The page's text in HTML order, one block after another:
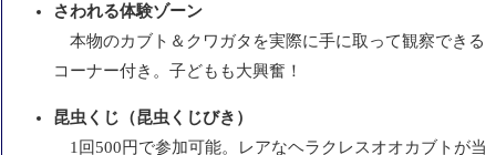
さわれる体験ゾーン
本物のカブト＆クワガタを実際に手に取って観察できる
コーナー付き。子どもも大興奮！
昆虫くじ（昆虫くじびき）
1回500円で参加可能。レアなヘラクレスオオカブトが当